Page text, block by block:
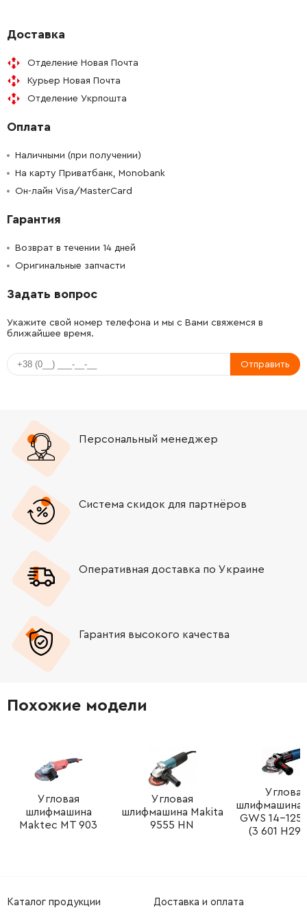
224554-5
140434-6 434.00 Грн
418397-7 39.00 Грн
451916-6 84.00 Грн
191940-4 131.00 Грн
687124-5 9.00 Грн - +
645190-8 22.00 Грн - +
418015-7
418016-5
418017-3 19.00 Грн - +
233360-7
681636-0 41.00 Грн - +
Доставка
Отделение Новая Почта
Курьер Новая Почта
Отделение Укрпошта
Оплата
Наличными (при получении)
На карту Приватбанк, Monobank
Он-лайн Visa/MasterCard
Гарантия
Возврат в течении 14 дней
Оригинальные запчасти
Задать вопрос
Укажите свой номер телефона и мы с Вами свяжемся в
ближайшее время.
Отправить
Персональный менеджер
Система скидок для партнёров
Оперативная доставка по Украине
Гарантия высокого качества
Похожие модели
Угловая
шлифмашина
Maktec MT 903
Угловая
шлифмашина Makita
9555 HN
Угловая
шлифмашина
GWS 14-125
(3 601 H29
Каталог продукции Доставка и оплата